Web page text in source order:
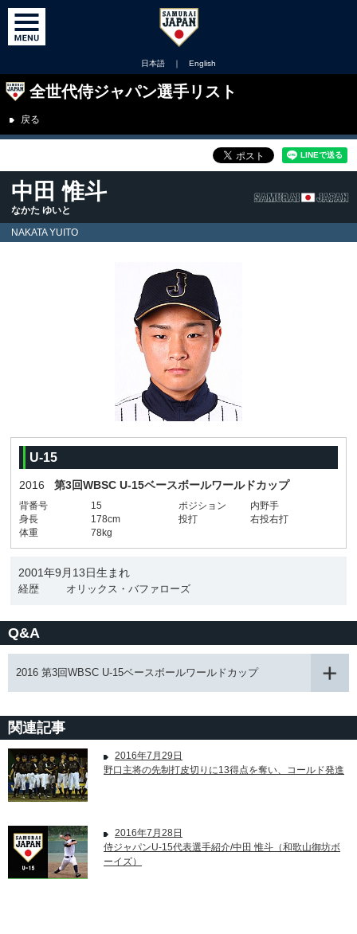
日本語 ｜ English
全世代侍ジャパン選手リスト
戻る
中田 惟斗
なかた ゆいと
NAKATA YUITO
U-15
2016 第3回WBSC U-15ベースボールワールドカップ
背番号 15 ポジション
内野手
身長
178cm 投打
右投右打
体重
78kg
2001年9月13日生まれ
経歴 オリックス・バファローズ
Q&A
2016 第3回WBSC U-15ベースボールワールドカップ
関連記事
2016年7月29日
野口主将の先制打皮切りに13得点を奪い、コールド発進
2016年7月28日
侍ジャパンU-15代表選手紹介/中田 惟斗（和歌山御坊ボ
ーイズ）